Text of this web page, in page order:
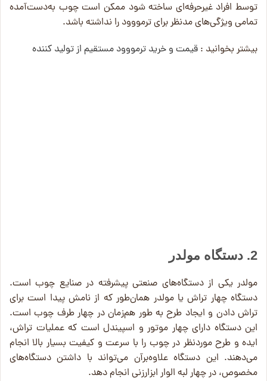
توسط افراد غیرحرفه‌ای ساخته شود ممکن است چوب به‌دست‌آمده
تمامی ویژگی‌های مدنظر برای ترمووود را نداشته باشد.
بیشتر بخوانید : قیمت و خرید ترمووود مستقیم از تولید کننده
2. دستگاه مولدر
مولدر یکی از دستگاه‌های صنعتی پیشرفته در صنایع چوب است.
دستگاه چهار تراش یا مولدر همان‌طور که از نامش پیدا است برای
تراش دادن و ایجاد طرح به طور هم‌زمان در چهار طرف چوب است.
این دستگاه دارای چهار موتور و اسپیندل است که عملیات تراش،
ایده و طرح موردنظر در چوب را با سرعت و کیفیت بسیار بالا انجام
می‌دهند. این دستگاه علاوه‌برآن می‌تواند با داشتن دستگاه‌های
مخصوص، در چهار لبه الوار ابزارزنی انجام دهد.